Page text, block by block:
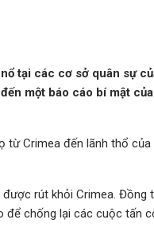
tại các cơ sở quân sự
một báo cáo bí mật của
từ Crimea đến lãnh thổ của
rút khỏi Crimea. Đồng
để chống lại các cuộc tấn